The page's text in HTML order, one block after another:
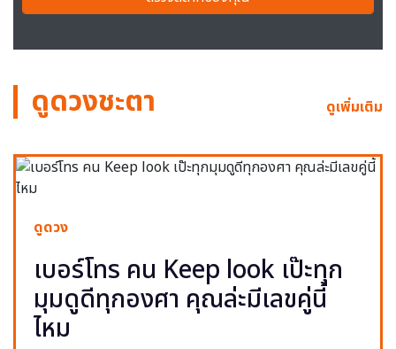
ดูดวงชะตา ดูเพิ่มเติม
ดูดวง
เบอร์โทร คน Keep look เป๊ะทุก
มุมดูดีทุกองศา คุณล่ะมีเลขคู่นี้
ไหม